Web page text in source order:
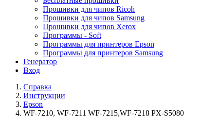
Прошивки для чипов Ricoh
Прошивки для чипов Samsung
Прошивки для чипов Xerox
Программы - Soft
Программы для принтеров Epson
Программы для принтеров Samsung
Генератор
Вход
Справка
Инструкции
Epson
WF-7210, WF-7211 WF-7215,WF-7218 PX-S5080